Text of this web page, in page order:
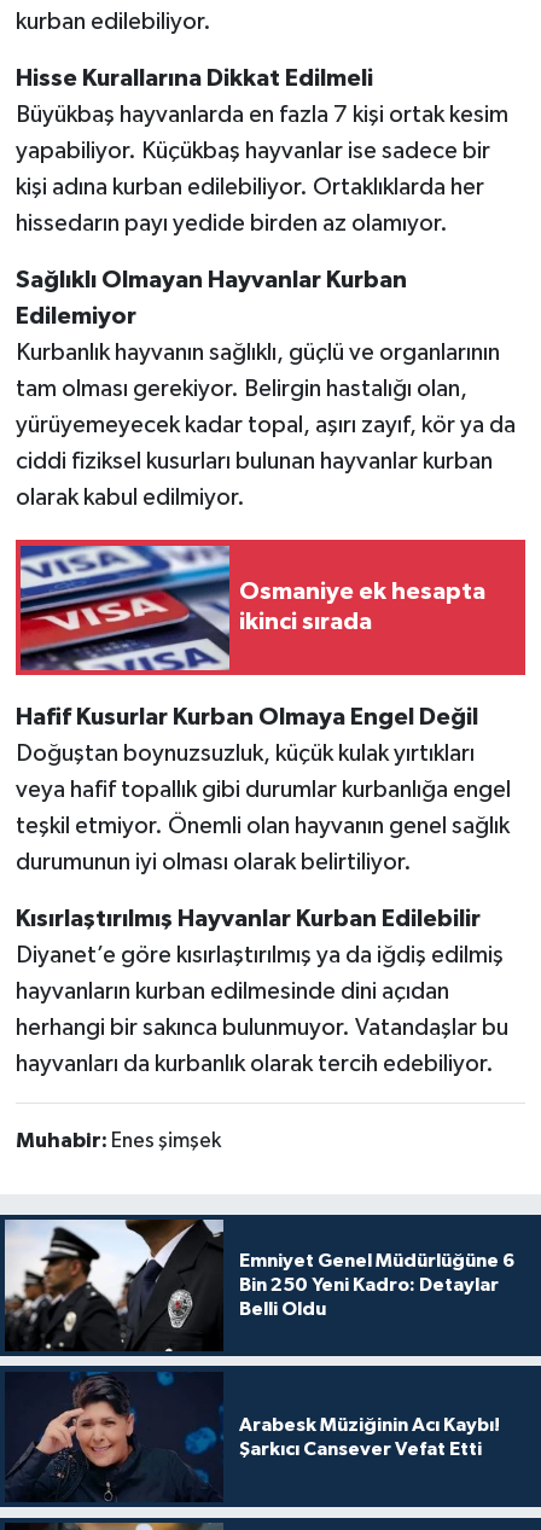
kurban edilebiliyor.
Hisse Kurallarına Dikkat Edilmeli
Büyükbaş hayvanlarda en fazla 7 kişi ortak kesim
yapabiliyor. Küçükbaş hayvanlar ise sadece bir
kişi adına kurban edilebiliyor. Ortaklıklarda her
hissedarın payı yedide birden az olamıyor.
Sağlıklı Olmayan Hayvanlar Kurban
Edilemiyor
Kurbanlık hayvanın sağlıklı, güçlü ve organlarının
tam olması gerekiyor. Belirgin hastalığı olan,
yürüyemeyecek kadar topal, aşırı zayıf, kör ya da
ciddi fiziksel kusurları bulunan hayvanlar kurban
olarak kabul edilmiyor.
Osmaniye ek hesapta
ikinci sırada
Hafif Kusurlar Kurban Olmaya Engel Değil
Doğuştan boynuzsuzluk, küçük kulak yırtıkları
veya hafif topallık gibi durumlar kurbanlığa engel
teşkil etmiyor. Önemli olan hayvanın genel sağlık
durumunun iyi olması olarak belirtiliyor.
Kısırlaştırılmış Hayvanlar Kurban Edilebilir
Diyanet’e göre kısırlaştırılmış ya da iğdiş edilmiş
hayvanların kurban edilmesinde dini açıdan
herhangi bir sakınca bulunmuyor. Vatandaşlar bu
hayvanları da kurbanlık olarak tercih edebiliyor.
Muhabir: Enes şimşek
Emniyet Genel Müdürlüğüne 6
Bin 250 Yeni Kadro: Detaylar
Belli Oldu
Arabesk Müziğinin Acı Kaybı!
Şarkıcı Cansever Vefat Etti